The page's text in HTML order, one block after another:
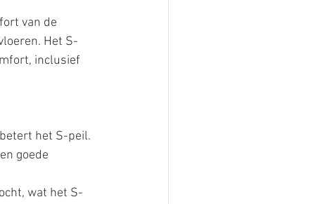
van de
Het S-
inclusief
het S-peil.
goede
wat het S-